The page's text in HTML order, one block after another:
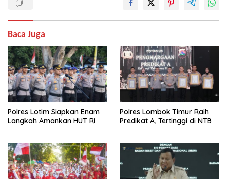
Baca Juga
Polres Lotim Siapkan Enam
Langkah Amankan HUT RI
Polres Lombok Timur Raih
Predikat A, Tertinggi di NTB